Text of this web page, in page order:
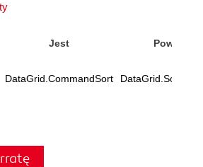
Jest Powinno
DataGrid.CommandSort